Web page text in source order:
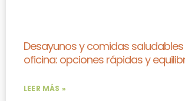
Desayunos y comidas saludables
oficina: opciones rápidas y
LEER MÁS »